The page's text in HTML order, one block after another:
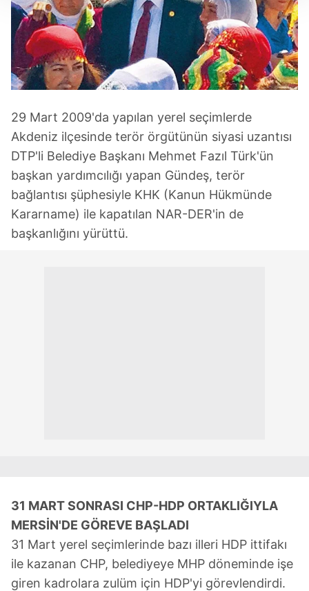
Her halükârda, kullanıcılar, bu çerezlere izin vermedikleri
takdirde, kullanıcılara hedefli reklamlar
gösterilmeyecektir."
Sizlere daha iyi bir hizmet sunabilmek için İnternet
Sitemizde kendimize ve üçüncü kişilere ait çerezler
verileriniz işlenmekte olup gerekli olan çerezler bilgi
toplumu hizmetlerinin sunulması amacıyla
kullanılmaktadır. Diğer çerezler, sitemizin daha işlevsel
kılınması ve kişiselleştirilmesi ve sizlere yönelik
reklam/pazarlama faaliyetlerinin yapılması, amaçlarıyla
sınırlı olarak açık rızanız dahilinde kullanılacaktır.
Çerezlere ilişkin tercihlerinizi aşağıda yer alan panel
29 Mart 2009'da yapılan yerel seçimlerde
Akdeniz ilçesinde terör örgütünün siyasi uzantısı
DTP'li Belediye Başkanı Mehmet Fazıl Türk'ün
başkan yardımcılığı yapan Gündeş, terör
bağlantısı şüphesiyle KHK (Kanun Hükmünde
Kararname) ile kapatılan NAR-DER'in de
başkanlığını yürüttü.
31 MART SONRASI CHP-HDP ORTAKLIĞIYLA
MERSİN'DE GÖREVE BAŞLADI
31 Mart yerel seçimlerinde bazı illeri HDP ittifakı
ile kazanan CHP, belediyeye MHP döneminde işe
giren kadrolara zulüm için HDP'yi görevlendirdi.